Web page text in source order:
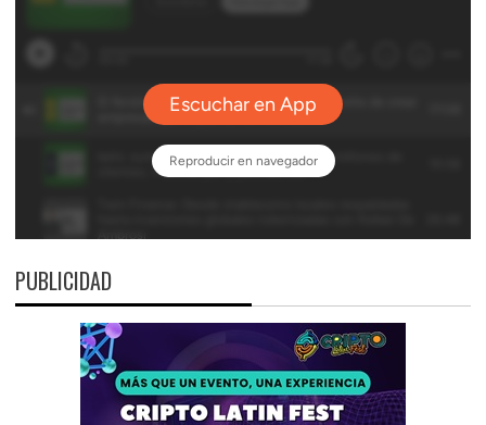
PUBLICIDAD